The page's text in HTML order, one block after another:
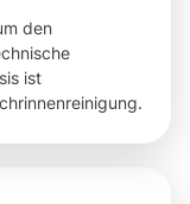
den
ist